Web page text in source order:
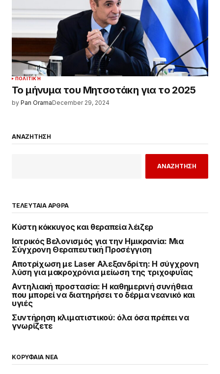
ΠΟΛΙΤΙΚΉ
Το μήνυμα του Μητσοτάκη για το 2025
by Pan OramaDecember 29, 2024
ΑΝΑΖΗΤΗΣΗ
ΑΝΑΖΗΤΗΣΗ
ΤΕΛΕΥΤΑΙΑ ΑΡΘΡΑ
Κύστη κόκκυγος και θεραπεία λέιζερ
Ιατρικός Βελονισμός για την Ημικρανία: Μια
Σύγχρονη Θεραπευτική Προσέγγιση
Αποτρίχωση με Laser Αλεξανδρίτη: Η σύγχρονη
λύση για μακροχρόνια μείωση της τριχοφυΐας
Αντηλιακή προστασία: Η καθημερινή συνήθεια
που μπορεί να διατηρήσει το δέρμα νεανικό και
υγιές
Συντήρηση κλιματιστικού: όλα όσα πρέπει να
γνωρίζετε
ΚΟΡΥΦΑΙΑ ΝΕΑ